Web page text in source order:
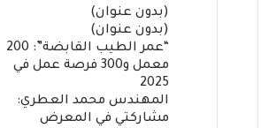
(بدون عنوان)
(بدون عنوان)
“عمر الطيب القابضة”: 200
معمل و300 فرصة عمل في
2025
المهندس محمد العطري:
مشاركتي في المعرض